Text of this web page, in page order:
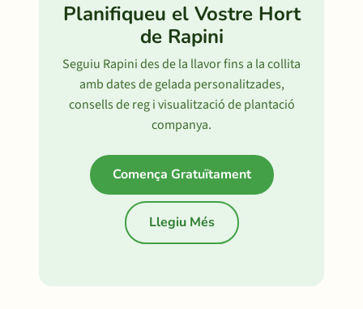
Planifiqueu el Vostre Hort
de Rapini
Seguiu Rapini des de la llavor fins a la collita
amb dates de gelada personalitzades,
consells de reg i visualització de plantació
companya.
Comença Gratuïtament
Llegiu Més